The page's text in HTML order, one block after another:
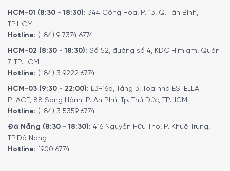
HCM-01 (8:30 - 18:30): 344 Cộng Hòa, P. 13, Q. Tân Bình,
TP.HCM
Hotline: (+84) 9 7374 6774
HCM-02 (8:30 - 18:30): Số 52, đường số 4, KDC Himlam, Quận
7, TP.HCM
Hotline: (+84) 3 9222 6774
HCM-03 (9:30 - 22:00): L3-16a, Tầng 3, Tòa nhà ESTELLA
PLACE, 88 Song Hành, P. An Phú, Tp. Thủ Đức, TP.HCM
Hotline: (+84) 3 5359 6774
Đà Nẵng (8:30 - 18:30): 416 Nguyễn Hữu Thọ, P. Khuê Trung,
TP.Đà Nẵng
Hotline: 1900 6774